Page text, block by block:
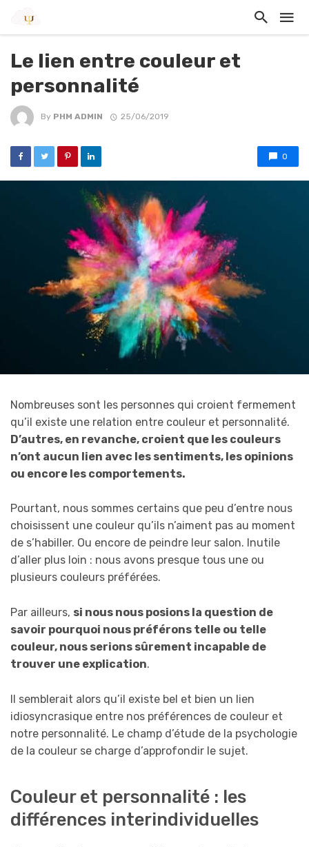
Le lien entre couleur et
personnalité
By PHM ADMIN 25/06/2019
0
Nombreuses sont les personnes qui croient fermement
qu’il existe une relation entre couleur et personnalité.
D’autres, en revanche, croient que les couleurs
n’ont aucun lien avec les sentiments, les opinions
ou encore les comportements.
Pourtant, nous sommes certains que peu d’entre nous
choisissent une couleur qu’ils n’aiment pas au moment
de s’habiller. Ou encore de peindre leur salon. Inutile
d’aller plus loin : nous avons presque tous une ou
plusieurs couleurs préférées.
Par ailleurs, si nous nous posions la question de
savoir pourquoi nous préférons telle ou telle
couleur, nous serions sûrement incapable de
trouver une explication.
Il semblerait alors qu’il existe bel et bien un lien
idiosyncrasique entre nos préférences de couleur et
notre personnalité. Le champ d’étude de la psychologie
de la couleur se charge d’approfondir le sujet.
Couleur et personnalité : les
différences interindividuelles